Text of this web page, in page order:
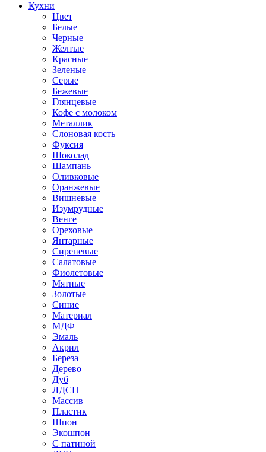
Кухни
Цвет
Белые
Черные
Желтые
Красные
Зеленые
Серые
Бежевые
Глянцевые
Кофе с молоком
Металлик
Слоновая кость
Фуксия
Шоколад
Шампань
Оливковые
Оранжевые
Вишневые
Изумрудные
Венге
Ореховые
Янтарные
Сиреневые
Салатовые
Фиолетовые
Мятные
Золотые
Синие
Материал
МДФ
Эмаль
Акрил
Береза
Дерево
Дуб
ЛДСП
Массив
Пластик
Шпон
Экошпон
С патиной